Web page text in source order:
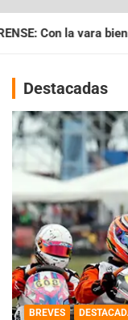
el Campeonato
Destacadas
BREVES